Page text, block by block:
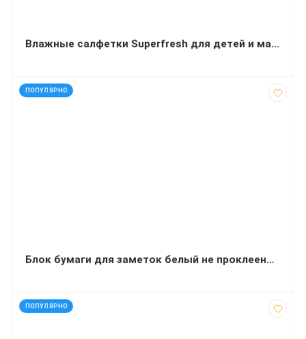
Влажные салфетки Superfresh для детей и мам с клапаном 120 штук
ПОПУЛЯРНО
код: 92544
Блок бумаги для заметок белый не проклееный 85х85 мм 400 листов
ПОПУЛЯРНО
код: 92535